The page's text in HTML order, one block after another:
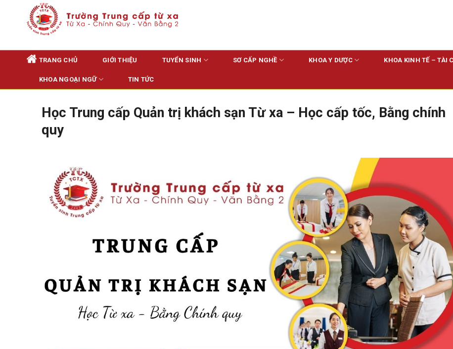
TRANG CHỦ GIỚI THIỆU TUYỂN SINH SƠ CẤP NGHỀ KHOA Y DƯỢC KHOA KINH TẾ – TÀI
KHOA NGOẠI NGỮ TIN TỨC
Học Trung cấp Quản trị khách sạn Từ xa – Học cấp tốc, Bằng chính
quy